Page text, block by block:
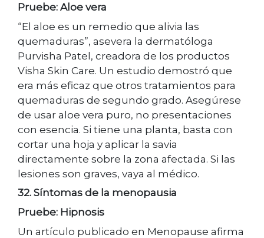
Pruebe: Aloe vera
“El aloe es un remedio que alivia las
quemaduras”, asevera la dermatóloga
Purvisha Patel, creadora de los productos
Visha Skin Care. Un estudio demostró que
era más eficaz que otros tratamientos para
quemaduras de segundo grado. Asegúrese
de usar aloe vera puro, no presentaciones
con esencia. Si tiene una planta, basta con
cortar una hoja y aplicar la savia
directamente sobre la zona afectada. Si las
lesiones son graves, vaya al médico.
32. Síntomas de la menopausia
Pruebe: Hipnosis
Un artículo publicado en Menopause afirma